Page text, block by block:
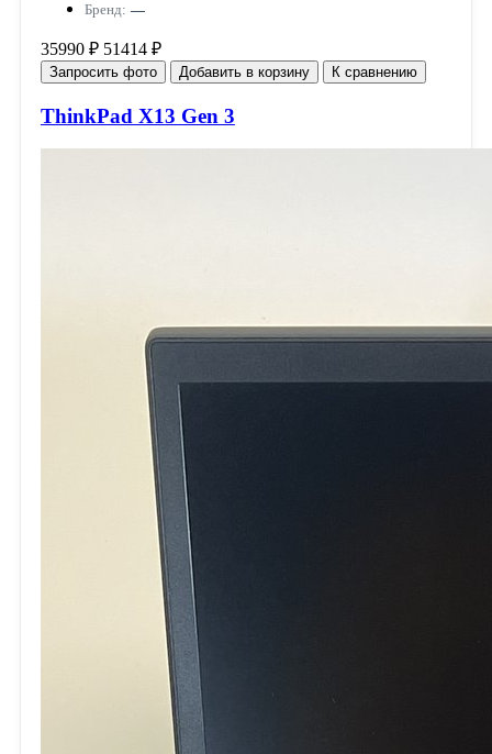
Бренд: —
35990 ₽ 51414 ₽
Запросить фото Добавить в корзину К сравнению
ThinkPad X13 Gen 3